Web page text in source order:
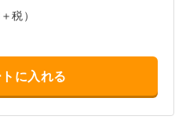
税）
に入れる